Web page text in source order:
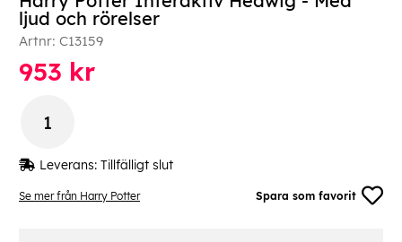
Se mer från Harry Potter Spara som favorit
ljud och rörelser
Artnr: C13159
953 kr
Leverans: Tillfälligt slut